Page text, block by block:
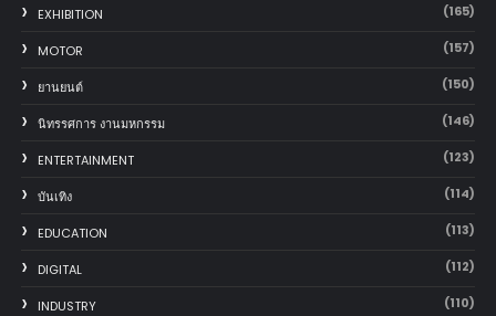
EXHIBITION (165)
MOTOR (157)
‎ยานยนต์‎ (150)
นิทรรศการ งานมหกรรม (146)
ENTERTAINMENT (123)
บันเทิง (114)
EDUCATION (113)
DIGITAL (112)
INDUSTRY (110)